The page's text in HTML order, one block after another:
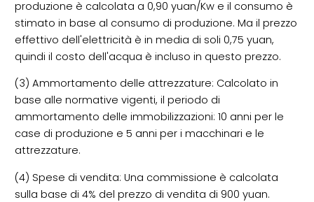
produzione è calcolata a 0,90 yuan/Kw e il consumo è
stimato in base al consumo di produzione. Ma il prezzo
effettivo dell'elettricità è in media di soli 0,75 yuan,
quindi il costo dell'acqua è incluso in questo prezzo.
(3) Ammortamento delle attrezzature: Calcolato in
base alle normative vigenti, il periodo di
ammortamento delle immobilizzazioni: 10 anni per le
case di produzione e 5 anni per i macchinari e le
attrezzature.
(4) Spese di vendita: Una commissione è calcolata
sulla base di 4% del prezzo di vendita di 900 yuan.